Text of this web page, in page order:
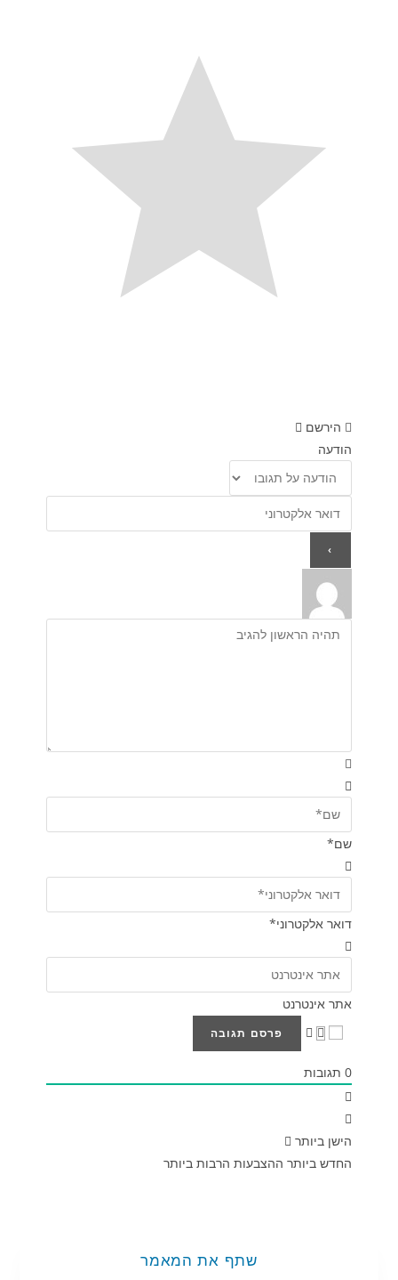
הירשם
הודעה
שם*
דואר אלקטרוני*
אתר אינטרנט
0 תגובות
הישן ביותר
החדש ביותר ההצבעות הרבות ביותר
שתף את המאמר